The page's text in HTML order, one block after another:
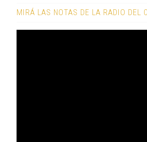
MIRÁ LAS NOTAS DE LA RADIO DEL